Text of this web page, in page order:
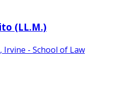
(LL.M.)
- School of Law